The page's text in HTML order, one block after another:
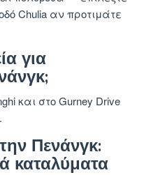
Chulia αν προτιμάτε
για
και στο Gurney Drive
Πενάνγκ: